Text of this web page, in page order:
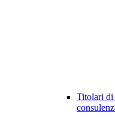
Titolari di